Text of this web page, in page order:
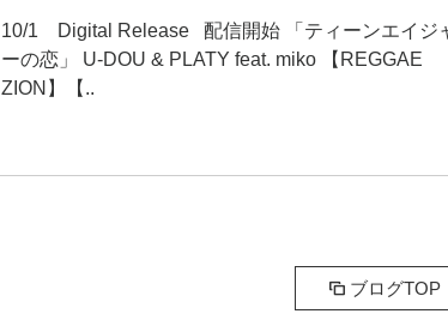
10/1 Digital Release 配信開始 「ティーンエイジ
ーの恋」 U-DOU & PLATY feat. miko 【REGGAE
ZION】【..
ブログTOP